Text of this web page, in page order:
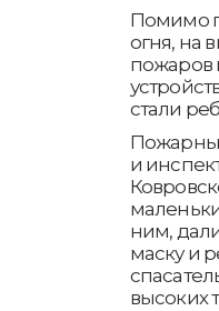
Помимо
огня, на
пожаров
стали
и
ним,
маску и
высоких